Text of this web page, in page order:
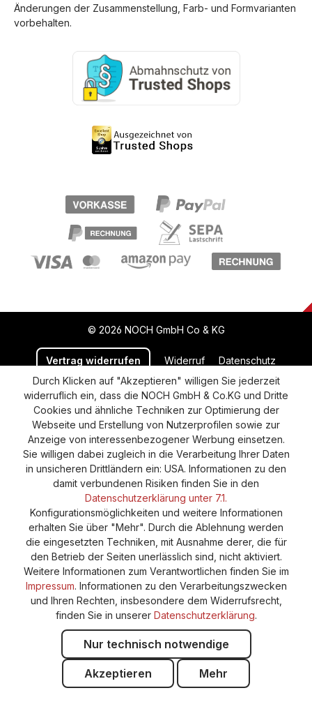
Änderungen der Zusammenstellung, Farb- und Formvarianten
vorbehalten.
© 2026 NOCH GmbH Co & KG
Vertrag widerrufen Widerruf Datenschutz
Versand und Zahlung AGB
Impressum
Cookie-Einstellungen
Barrierefreiheitserklärung
Durch Klicken auf "Akzeptieren" willigen Sie jederzeit
widerruflich ein, dass die NOCH GmbH & Co.KG und Dritte
Cookies und ähnliche Techniken zur Optimierung der
Webseite und Erstellung von Nutzerprofilen sowie zur
Anzeige von interessenbezogener Werbung einsetzen.
Sie willigen dabei zugleich in die Verarbeitung Ihrer Daten
in unsicheren Drittländern ein: USA. Informationen zu den
damit verbundenen Risiken finden Sie in den
Datenschutzerklärung unter 7.1.
Konfigurationsmöglichkeiten und weitere Informationen
erhalten Sie über "Mehr". Durch die Ablehnung werden
die eingesetzten Techniken, mit Ausnahme derer, die für
den Betrieb der Seiten unerlässlich sind, nicht aktiviert.
Weitere Informationen zum Verantwortlichen finden Sie im
Impressum. Informationen zu den Verarbeitungszwecken
und Ihren Rechten, insbesondere dem Widerrufsrecht,
finden Sie in unserer Datenschutzerklärung.
Nur technisch notwendige
Akzeptieren Mehr